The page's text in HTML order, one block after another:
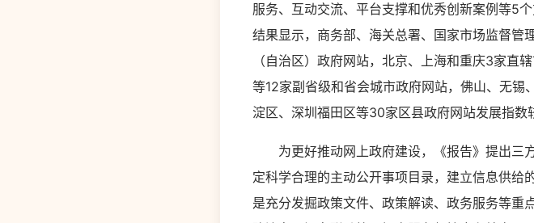
服务、互动交流、平台支撑和优秀创新案例等5
结果显示，商务部、海关总署、国家市场监督管
（自治区）政府网站，北京、上海和重庆3家直
等12家副省级和省会城市政府网站，佛山、无
淀区、深圳福田区等30家区县政府网站发展指数
为更好推动网上政府建设，《报告》提出三
定科学合理的主动公开事项目录，建立信息供给
是充分发掘政策文件、政策解读、政务服务等重